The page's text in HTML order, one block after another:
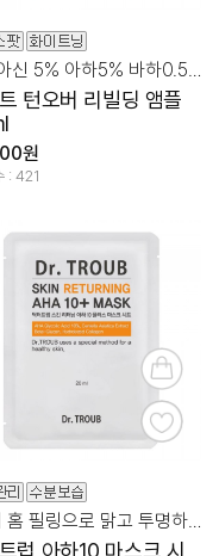
턴오버 리빌딩 앰플
원
: 421
주1회 홈 필링으로 맑고 투명하게
럽 아하10 마스크 시